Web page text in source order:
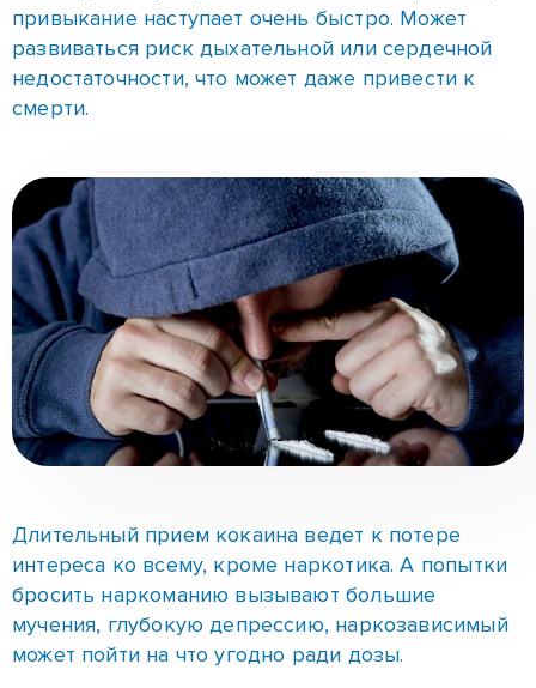
Длительный прием кокаина ведет к потере
интереса ко всему, кроме наркотика. А попытки
бросить наркоманию вызывают большие
мучения, глубокую депрессию, наркозависимый
Что делать при передозировке
кокаином в Запорожье?
Когда рядом с вами находится наркозависимый